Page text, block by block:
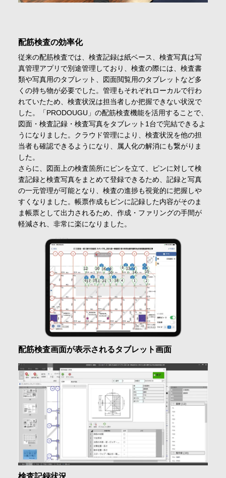
配筋検査の効率化
従来の配筋検査では、検査記録は紙ベース、検査写真は写
真管理アプリで別途管理しており、検査の際には、検査書
類や写真用のタブレット、図面閲覧用のタブレットなど多
くの持ち物が必要でした。管理もそれぞれローカルで行わ
れていたため、検査状況は担当者しか把握できない状況で
した。「PRODOUGU」の配筋検査機能を活用することで、
図面・検査記録・検査写真をタブレット1台で完結できるよ
うになりました。クラウド管理により、検査状況を他の担
当者も確認できるようになり、属人化の解消にも繋がりま
した。
さらに、図面上の検査箇所にピンを立て、ピンに対して検
査記録と検査写真をまとめて登録できるため、記録と写真
の一元管理が可能となり、検査の進捗も視覚的に把握しや
すくなりました。帳票作成もピンに記録した内容がそのま
ま帳票として出力されるため、作成・ファリングの手間が
軽減され、非常に楽になりました。
配筋検査画面が表示されるタブレット画面
検査記録状況